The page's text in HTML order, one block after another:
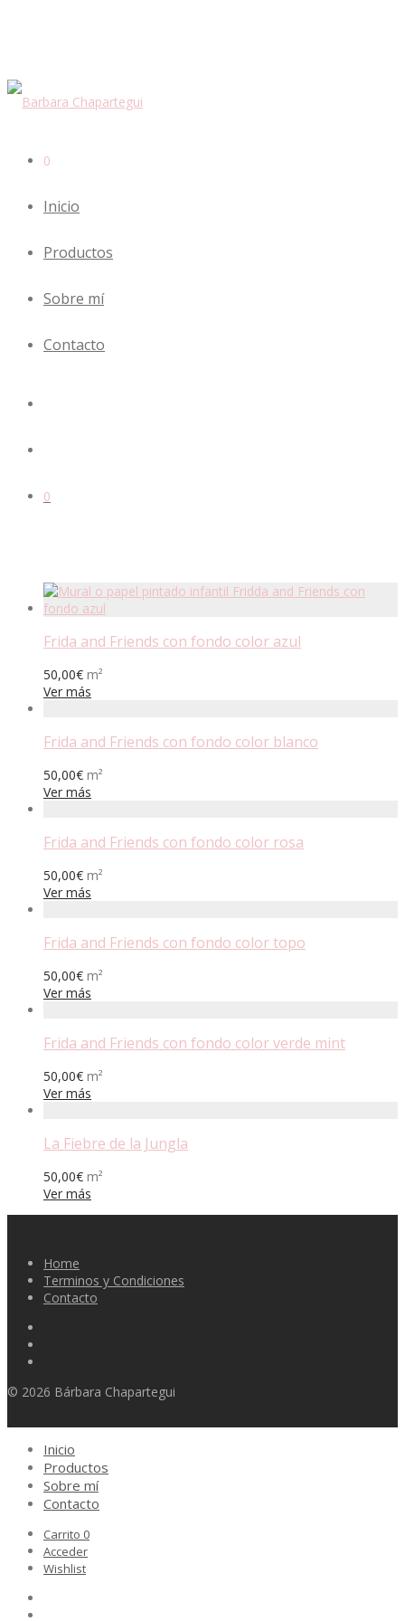
0
Inicio
Productos
Sobre mí
Contacto
0
Frida and Friends con fondo color azul
50,00€ m²
Ver más
Frida and Friends con fondo color blanco
50,00€ m²
Ver más
Frida and Friends con fondo color rosa
50,00€ m²
Ver más
Frida and Friends con fondo color topo
50,00€ m²
Ver más
Frida and Friends con fondo color verde mint
50,00€ m²
Ver más
La Fiebre de la Jungla
50,00€ m²
Ver más
Home
Terminos y Condiciones
Contacto
© 2026 Bárbara Chapartegui
Inicio
Productos
Sobre mí
Contacto
Carrito 0
Acceder
Wishlist